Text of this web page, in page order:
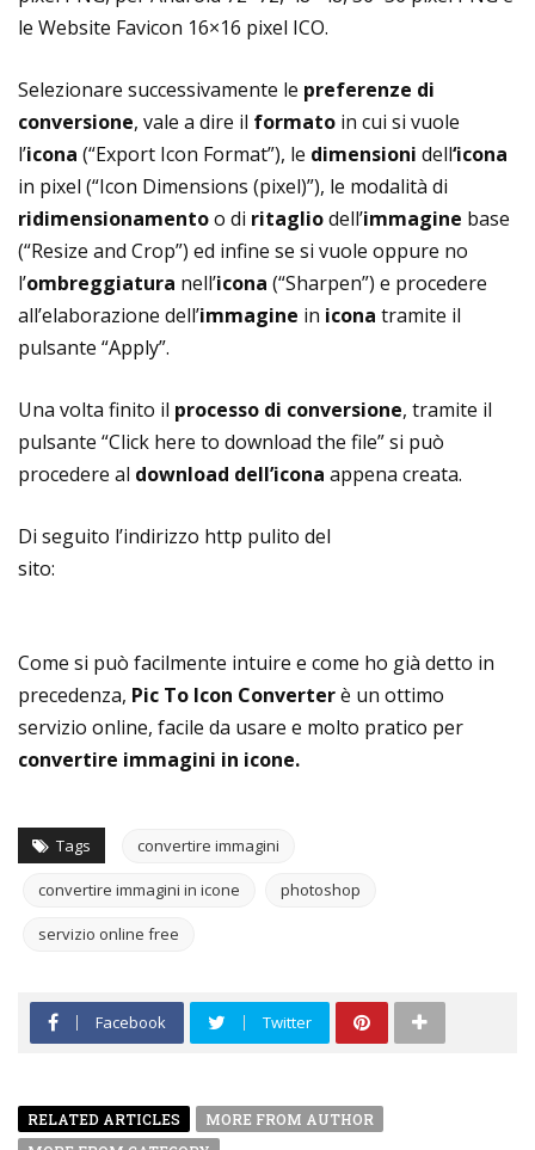
le Website Favicon 16×16 pixel ICO.
Selezionare successivamente le preferenze di
conversione, vale a dire il formato in cui si vuole
l’icona (“Export Icon Format”), le dimensioni dell‘icona
in pixel (“Icon Dimensions (pixel)”), le modalità di
ridimensionamentoo di ritagliodell’immagine base
(“Resize and Crop”) ed infine se si vuole oppure no
l’ombreggiatura nell’icona (“Sharpen”) e procedere
all’elaborazione dell’immagine in icona tramite il
pulsante “Apply”.
Una volta finito il processo di conversione, tramite il
pulsante “Click here to download the file” si può
procedere al download dell’icona appena creata.
Di seguito l’indirizzo http pulito del
sito:
Come si può facilmente intuire e come ho già detto in
precedenza, Pic To Icon Converterè un ottimo
servizio online, facile da usare e molto pratico per
convertire immagini in icone.
Tags convertire immagini
convertire immagini in icone photoshop
servizio online free
Facebook Twitter
RELATED ARTICLES
MORE FROM AUTHOR